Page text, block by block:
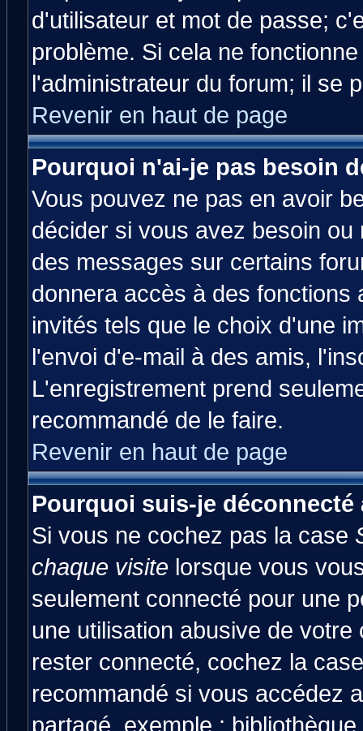
d'utilisateur et mot de passe;
problème. Si cela ne
l'administrateur du forum; il se
Revenir en haut de page
Pourquoi n'ai-je pas besoin
Vous pouvez ne pas en avoir
décider si vous avez besoin
des messages sur certains
donnera accès à des fonctions
invités tels que le choix d'une
l'envoi d'e-mail à des amis,
L'enregistrement prend
recommandé de le faire.
Revenir en haut de page
Pourquoi suis-je
Si vous ne cochez pas la case
chaque visite lorsque vous
seulement connecté pour une
une utilisation abusive de
rester connecté, cochez la
recommandé si vous accédez
partagé, exemple :